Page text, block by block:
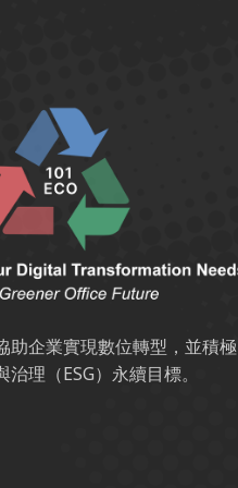
助企業實現數位轉型，並積極
理（ESG）永續目標。